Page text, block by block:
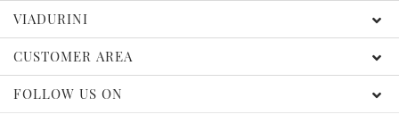
VIADURINI
CUSTOMER AREA
FOLLOW US ON